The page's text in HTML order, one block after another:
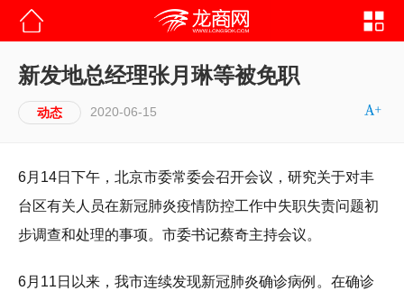
新发地总经理张月琳等被免职
动态 2020-06-15
6月14日下午，北京市委常委会召开会议，研究关于对丰
台区有关人员在新冠肺炎疫情防控工作中失职失责问题初
步调查和处理的事项。市委书记蔡奇主持会议。
6月11日以来，我市连续发现新冠肺炎确诊病例。在确诊